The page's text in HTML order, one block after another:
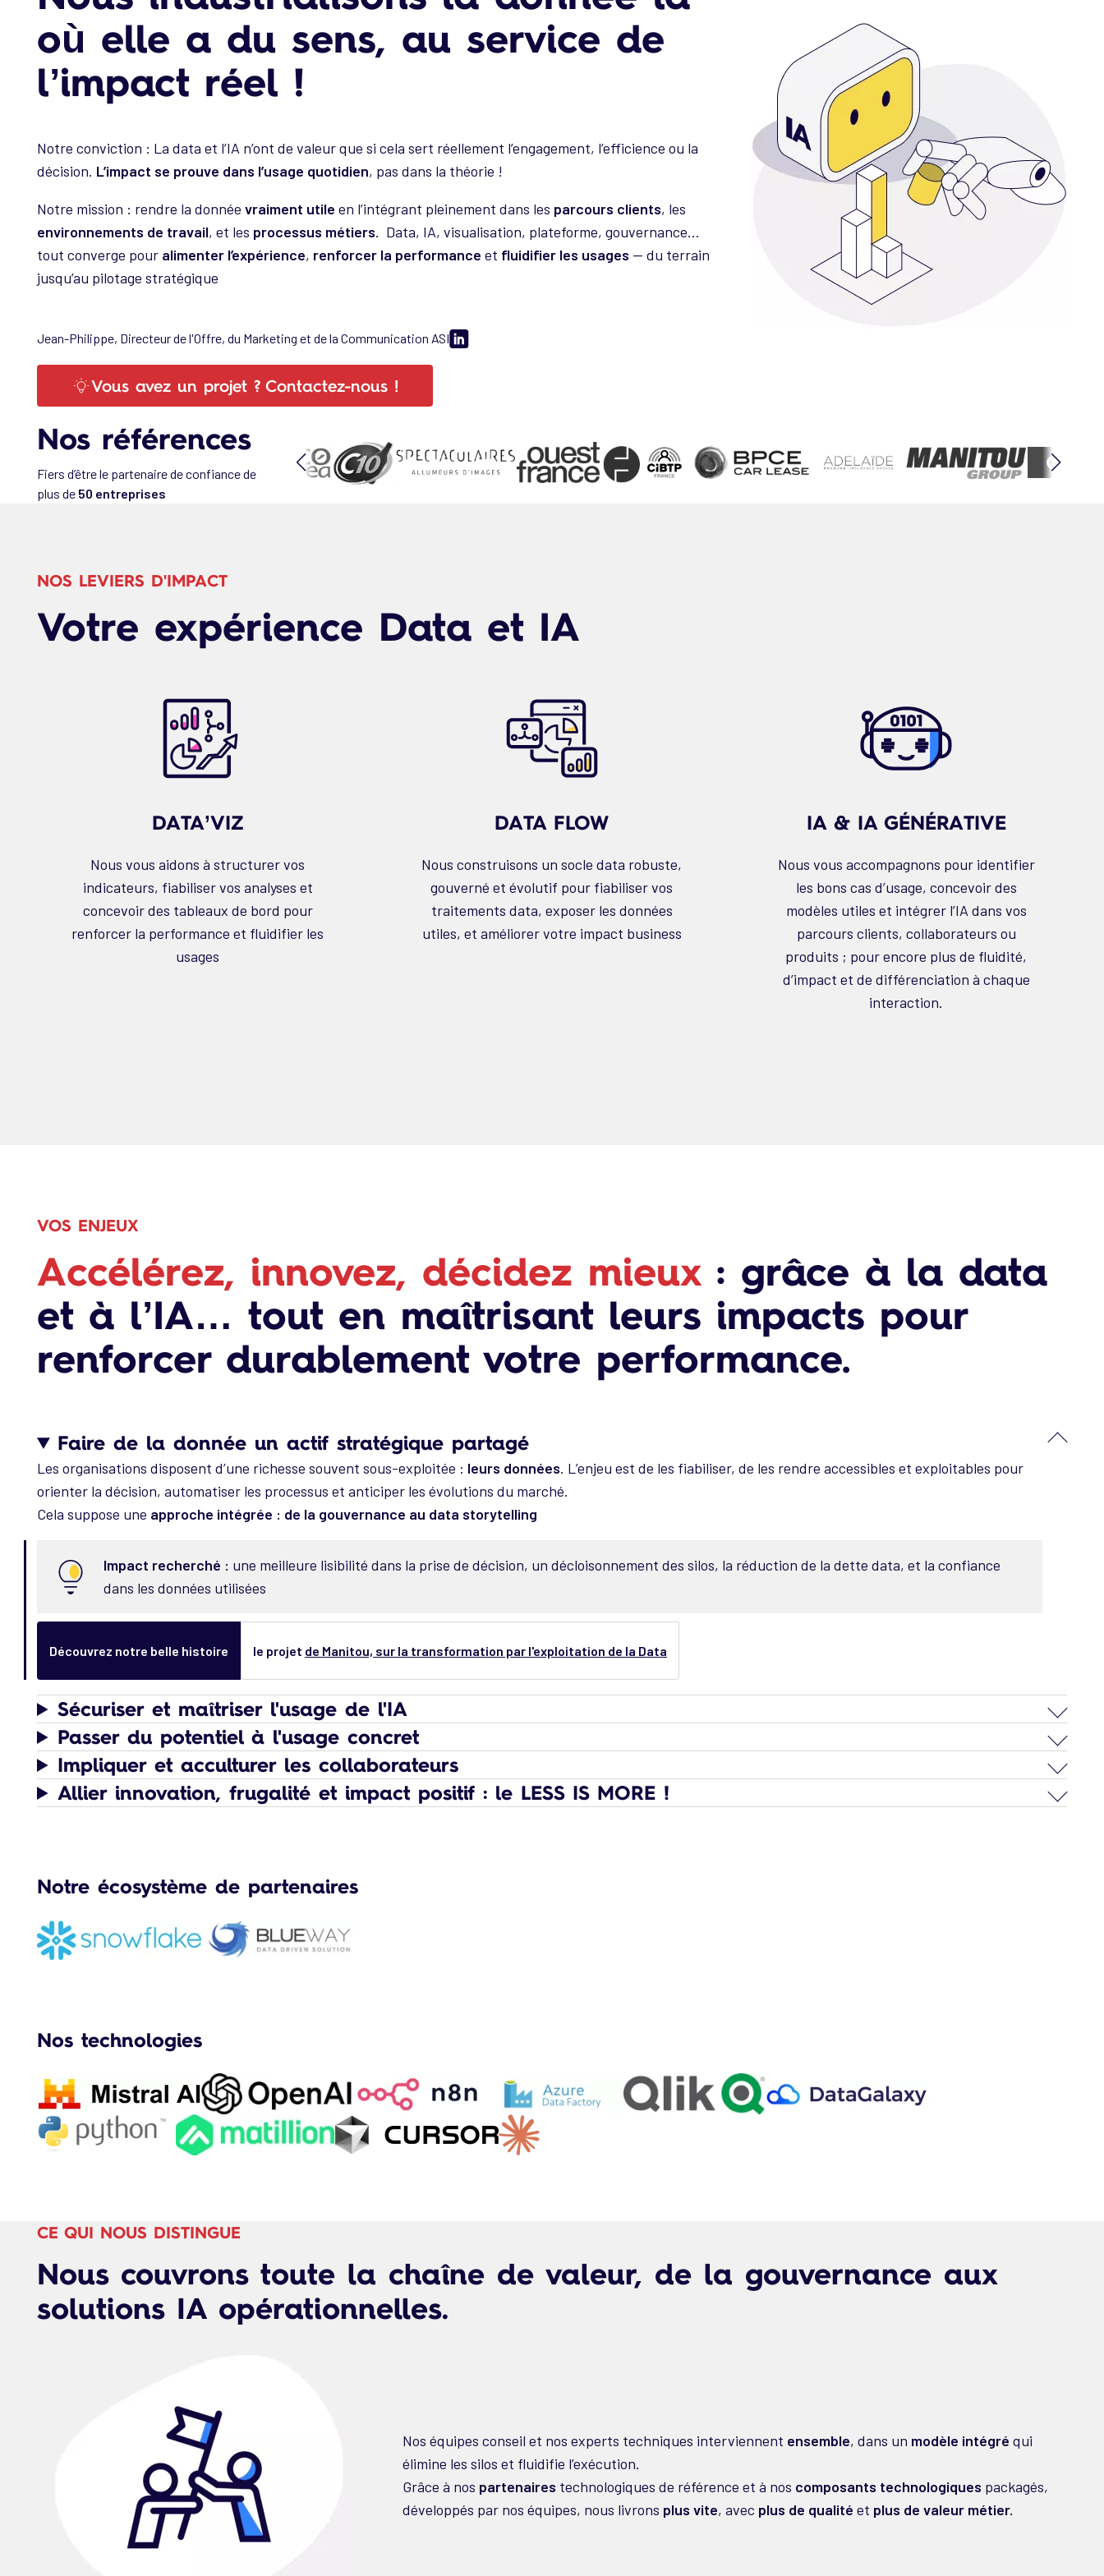
où elle a du sens, au service de
l’impact réel !
Notre conviction : La data et l’IA n’ont de valeur que si cela sert réellement l’engagement, l’efficience ou la
décision. L’impact se prouve dans l’usage quotidien, pas dans la théorie !
Notre mission : rendre la donnée vraiment utile en l’intégrant pleinement dans les parcours clients, les
environnements de travail, et les processus métiers. Data, IA, visualisation, plateforme, gouvernance…
tout converge pour alimenter l’expérience, renforcer la performance et fluidifier les usages — du terrain
jusqu’au pilotage stratégique
Jean-Philippe, Directeur de l'Offre, du Marketing et de la Communication ASI
Vous avez un projet ? Contactez-nous !
Nos références
Fiers d’être le partenaire de confiance de
plus de 50 entreprises
NOS LEVIERS D'IMPACT
Votre expérience Data et IA
DATA’VIZ
Nous vous aidons à structurer vos
indicateurs, fiabiliser vos analyses et
concevoir des tableaux de bord pour
renforcer la performance et fluidifier les
usages
DATA FLOW
Nous construisons un socle data robuste,
gouverné et évolutif pour fiabiliser vos
traitements data, exposer les données
utiles, et améliorer votre impact business
IA & IA GÉNÉRATIVE
Nous vous accompagnons pour identifier
les bons cas d’usage, concevoir des
modèles utiles et intégrer l’IA dans vos
parcours clients, collaborateurs ou
produits ; pour encore plus de fluidité,
d’impact et de différenciation à chaque
interaction.
VOS ENJEUX
Accélérez, innovez, décidez mieux: grâce à la data
et à l’IA… tout en maîtrisant leurs impacts pour
renforcer durablement votre performance.
Faire de la donnée un actif stratégique partagé
Les organisations disposent d’une richesse souvent sous-exploitée : leurs données. L’enjeu est de les fiabiliser, de les rendre accessibles et exploitables pour
orienter la décision, automatiser les processus et anticiper les évolutions du marché.
Cela suppose une approche intégrée : de la gouvernance au data storytelling
Impact recherché : une meilleure lisibilité dans la prise de décision, un décloisonnement des silos, la réduction de la dette data, et la confiance
dans les données utilisées
Découvrez notre belle histoire le projet de Manitou, sur la transformation par l'exploitation de la Data
Sécuriser et maîtriser l'usage de l'IA
Passer du potentiel à l'usage concret
Impliquer et acculturer les collaborateurs
Allier innovation, frugalité et impact positif : le LESS IS MORE !
Notre écosystème de partenaires
Nos technologies
CE QUI NOUS DISTINGUE
Nous couvrons toute la chaîne de valeur, de la gouvernance aux
solutions IA opérationnelles.
Nos équipes conseil et nos experts techniques interviennent ensemble, dans un modèle intégré qui
élimine les silos et fluidifie l’exécution.
Grâce à nos partenaires technologiques de référence et à nos composants technologiques packagés,
développés par nos équipes, nous livrons plus vite, avec plus de qualité et plus de valeur métier.